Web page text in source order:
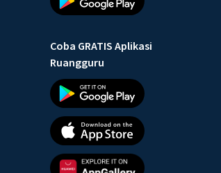
Coba GRATIS Aplikasi
Ruangguru